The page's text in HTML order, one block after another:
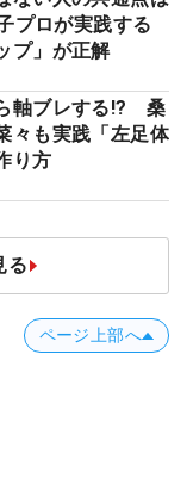
プロが実践する
プ」が正解
軸ブレする!? 桑
々も実践「左足体
り方
る
ページ上部へ